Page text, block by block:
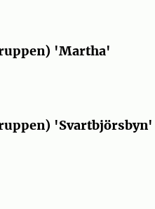
'Martha'
'Svartbjörsbyn'